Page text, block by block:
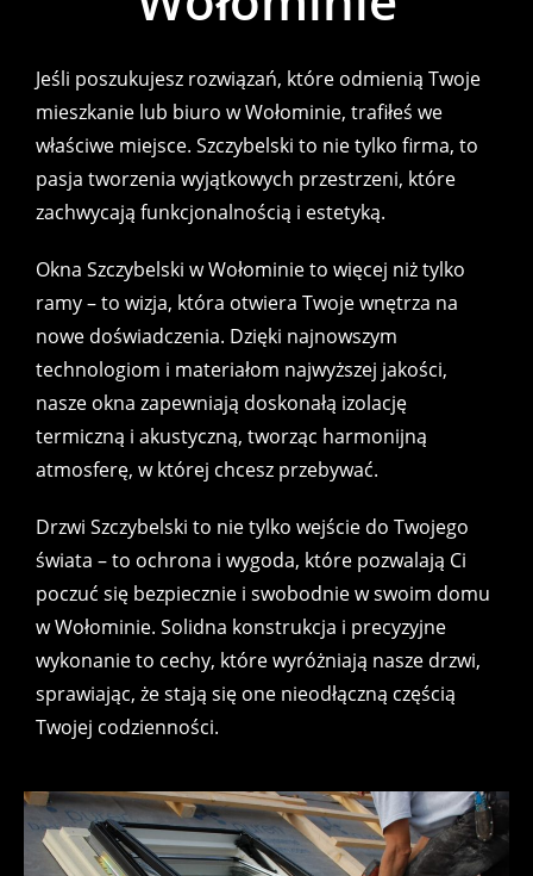
Jeśli poszukujesz rozwiązań, które odmienią Twoje
mieszkanie lub biuro w Wołominie, trafiłeś we
właściwe miejsce. Szczybelski to nie tylko firma, to
pasja tworzenia wyjątkowych przestrzeni, które
zachwycają funkcjonalnością i estetyką.
Okna Szczybelski w Wołominie to więcej niż tylko
ramy – to wizja, która otwiera Twoje wnętrza na
nowe doświadczenia. Dzięki najnowszym
technologiom i materiałom najwyższej jakości,
nasze okna zapewniają doskonałą izolację
termiczną i akustyczną, tworząc harmonijną
atmosferę, w której chcesz przebywać.
Drzwi Szczybelski to nie tylko wejście do Twojego
świata – to ochrona i wygoda, które pozwalają Ci
poczuć się bezpiecznie i swobodnie w swoim domu
w Wołominie. Solidna konstrukcja i precyzyjne
wykonanie to cechy, które wyróżniają nasze drzwi,
sprawiając, że stają się one nieodłączną częścią
Twojej codzienności.